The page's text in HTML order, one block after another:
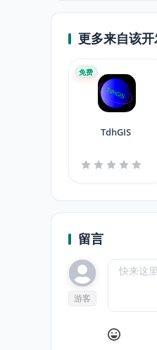
更多来自该
TdhGIS
免费
留言
游客